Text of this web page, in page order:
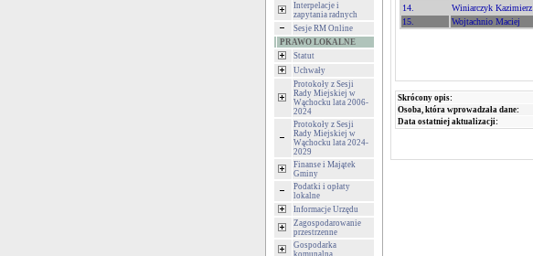
Interpelacje i
zapytania radnych
Sesje RM Online
PRAWO LOKALNE
Statut
Uchwały
Protokoły z Sesji
Rady Miejskiej w
Wąchocku lata 2006-
2024
Protokoły z Sesji
Rady Miejskiej w
Wąchocku lata 2024-
2029
Finanse i Majątek
Gminy
Podatki i opłaty
lokalne
Informacje Urzędu
Zagospodarowanie
przestrzenne
Gospodarka
komunalna
14.
Winiarczyk Kazimierz
15.
Wojtachnio Maciej
Skrócony opis:
Osoba, która wprowadzała dane:
Data ostatniej aktualizacji: